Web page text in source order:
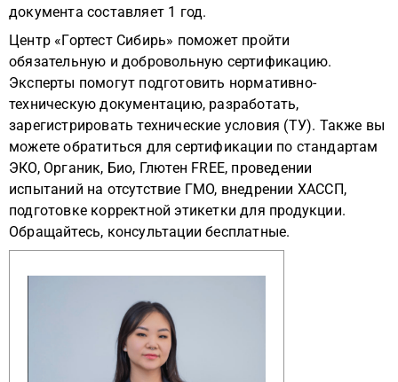
документа составляет 1 год.
Центр «Гортест Сибирь» поможет пройти
обязательную и добровольную сертификацию.
Эксперты помогут подготовить нормативно-
техническую документацию, разработать,
зарегистрировать технические условия (ТУ). Также вы
можете обратиться для сертификации по стандартам
ЭКО, Органик, Био, Глютен FREE, проведении
испытаний на отсутствие ГМО, внедрении ХАССП,
подготовке корректной этикетки для продукции.
Обращайтесь, консультации бесплатные.